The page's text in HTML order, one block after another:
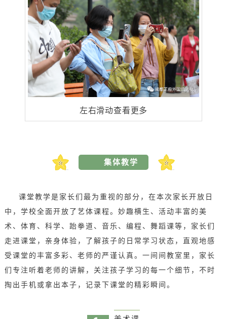
左右滑动查看更多
集体教学
课堂教学是家长们最为重视的部分，在本次家长开放日
中，学校全面开放了艺体课程。 妙趣横生、活动丰富的美
术、体育、 科学、 跆拳道、音乐、编程、舞蹈课等，家长们
走进课堂，亲身体验，了解孩子的日常学习状态，
直观地感
受课堂的丰富多彩、老师的严谨认真。 一间间教室里，家长
们专注听着老师的讲解，关注孩子学习的每一个细节，不时
掏出手机或拿出本子，记录下课堂的精彩瞬间。